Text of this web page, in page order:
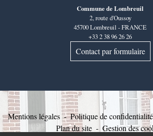
Commune de Lombreuil
2, route d'Oussoy
45700 Lombreuil - FRANCE
+33 2 38 96 26 26
Contact par formulaire
Mentions légales - Politique de confidentialité
Plan du site - Gestion des